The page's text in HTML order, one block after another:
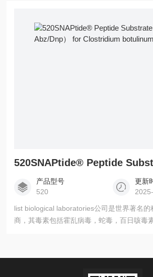
产品型号
520
更新
list biological laboratories公司是世界著名的
商，其毒素包括霍乱病毒，蛇毒，百日咳毒